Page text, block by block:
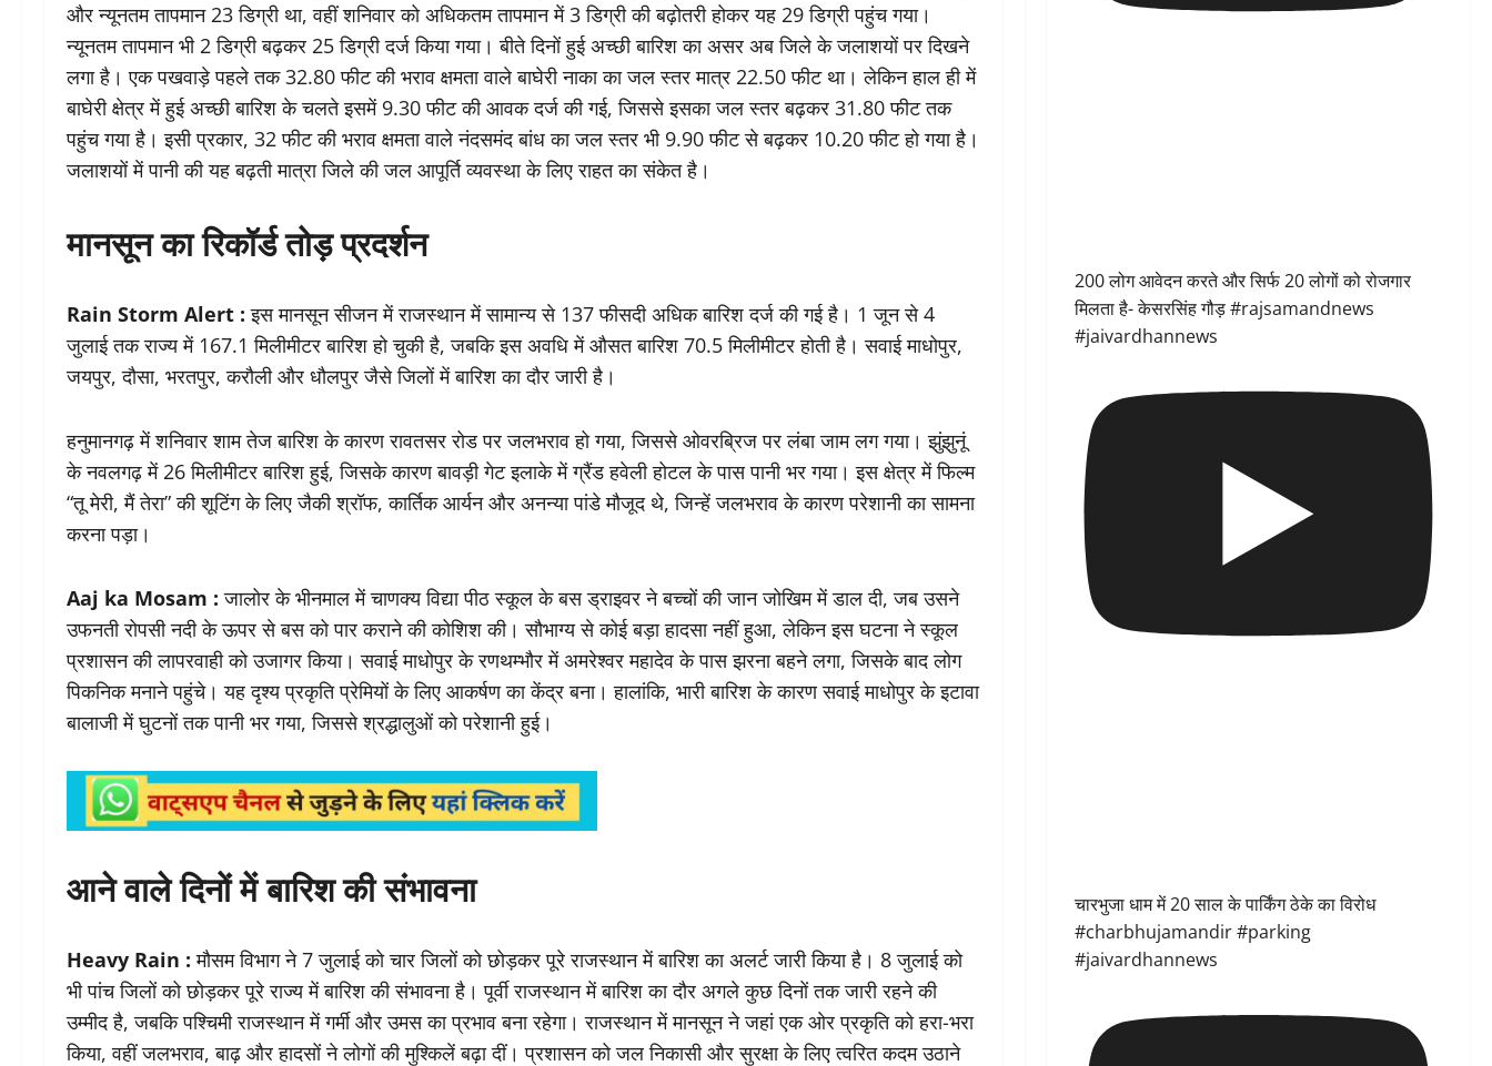
और न्यूनतम तापमान 23 डिग्री था, वहीं शनिवार को अधिकतम तापमान में 3 डिग्री की बढ़ोतरी होकर यह 29 डिग्री पहुंच गया।
न्यूनतम तापमान भी 2 डिग्री बढ़कर 25 डिग्री दर्ज किया गया। बीते दिनों हुई अच्छी बारिश का असर अब जिले के जलाशयों पर दिखने
लगा है। एक पखवाड़े पहले तक 32.80 फीट की भराव क्षमता वाले बाघेरी नाका का जल स्तर मात्र 22.50 फीट था। लेकिन हाल ही में
बाघेरी क्षेत्र में हुई अच्छी बारिश के चलते इसमें 9.30 फीट की आवक दर्ज की गई, जिससे इसका जल स्तर बढ़कर 31.80 फीट तक
पहुंच गया है। इसी प्रकार, 32 फीट की भराव क्षमता वाले नंदसमंद बांध का जल स्तर भी 9.90 फीट से बढ़कर 10.20 फीट हो गया है।
जलाशयों में पानी की यह बढ़ती मात्रा जिले की जल आपूर्ति व्यवस्था के लिए राहत का संकेत है।
मानसून का रिकॉर्ड तोड़ प्रदर्शन
Rain Storm Alert : इस मानसून सीजन में राजस्थान में सामान्य से 137 फीसदी अधिक बारिश दर्ज की गई है। 1 जून से 4
जुलाई तक राज्य में 167.1 मिलीमीटर बारिश हो चुकी है, जबकि इस अवधि में औसत बारिश 70.5 मिलीमीटर होती है। सवाई माधोपुर,
जयपुर, दौसा, भरतपुर, करौली और धौलपुर जैसे जिलों में बारिश का दौर जारी है।
हनुमानगढ़ में शनिवार शाम तेज बारिश के कारण रावतसर रोड पर जलभराव हो गया, जिससे ओवरब्रिज पर लंबा जाम लग गया। झुंझुनूं
के नवलगढ़ में 26 मिलीमीटर बारिश हुई, जिसके कारण बावड़ी गेट इलाके में ग्रैंड हवेली होटल के पास पानी भर गया। इस क्षेत्र में फिल्म
“तू मेरी, मैं तेरा” की शूटिंग के लिए जैकी श्रॉफ, कार्तिक आर्यन और अनन्या पांडे मौजूद थे, जिन्हें जलभराव के कारण परेशानी का सामना
करना पड़ा।
Aaj ka Mosam : जालोर के भीनमाल में चाणक्य विद्या पीठ स्कूल के बस ड्राइवर ने बच्चों की जान जोखिम में डाल दी, जब उसने
उफनती रोपसी नदी के ऊपर से बस को पार कराने की कोशिश की। सौभाग्य से कोई बड़ा हादसा नहीं हुआ, लेकिन इस घटना ने स्कूल
प्रशासन की लापरवाही को उजागर किया। सवाई माधोपुर के रणथम्भौर में अमरेश्वर महादेव के पास झरना बहने लगा, जिसके बाद लोग
पिकनिक मनाने पहुंचे। यह दृश्य प्रकृति प्रेमियों के लिए आकर्षण का केंद्र बना। हालांकि, भारी बारिश के कारण सवाई माधोपुर के इटावा
बालाजी में घुटनों तक पानी भर गया, जिससे श्रद्धालुओं को परेशानी हुई।
आने वाले दिनों में बारिश की संभावना
Heavy Rain : मौसम विभाग ने 7 जुलाई को चार जिलों को छोड़कर पूरे राजस्थान में बारिश का अलर्ट जारी किया है। 8 जुलाई को
भी पांच जिलों को छोड़कर पूरे राज्य में बारिश की संभावना है। पूर्वी राजस्थान में बारिश का दौर अगले कुछ दिनों तक जारी रहने की
उम्मीद है, जबकि पश्चिमी राजस्थान में गर्मी और उमस का प्रभाव बना रहेगा। राजस्थान में मानसून ने जहां एक ओर प्रकृति को हरा-भरा
किया, वहीं जलभराव, बाढ़ और हादसों ने लोगों की मुश्किलें बढ़ा दीं। प्रशासन को जल निकासी और सुरक्षा के लिए त्वरित कदम उठाने
200 लोग आवेदन करते और सिर्फ 20 लोगों को रोजगार
मिलता है- केसरसिंह गौड़ #rajsamandnews
#jaivardhannews
चारभुजा धाम में 20 साल के पार्किंग ठेके का विरोध
#charbhujamandir #parking
#jaivardhannews